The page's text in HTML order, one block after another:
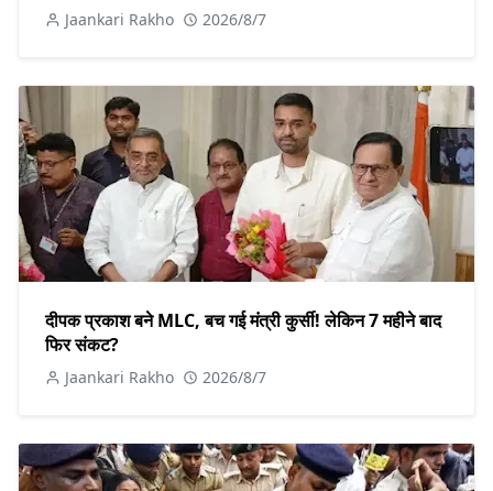
Jaankari Rakho 2026/8/7
दीपक प्रकाश बने MLC, बच गई मंत्री कुर्सी! लेकिन 7 महीने बाद
फिर संकट?
Jaankari Rakho 2026/8/7